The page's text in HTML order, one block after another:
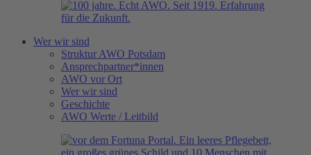
Wer wir sind
Struktur AWO Potsdam
Ansprechpartner*innen
AWO vor Ort
Wer wir sind
Geschichte
AWO Werte / Leitbild